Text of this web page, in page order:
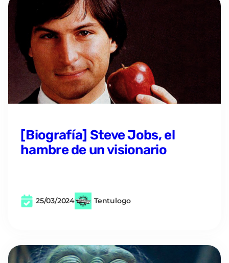
[Biografía] Steve Jobs, el
hambre de un visionario
25/03/2024 Tentulogo